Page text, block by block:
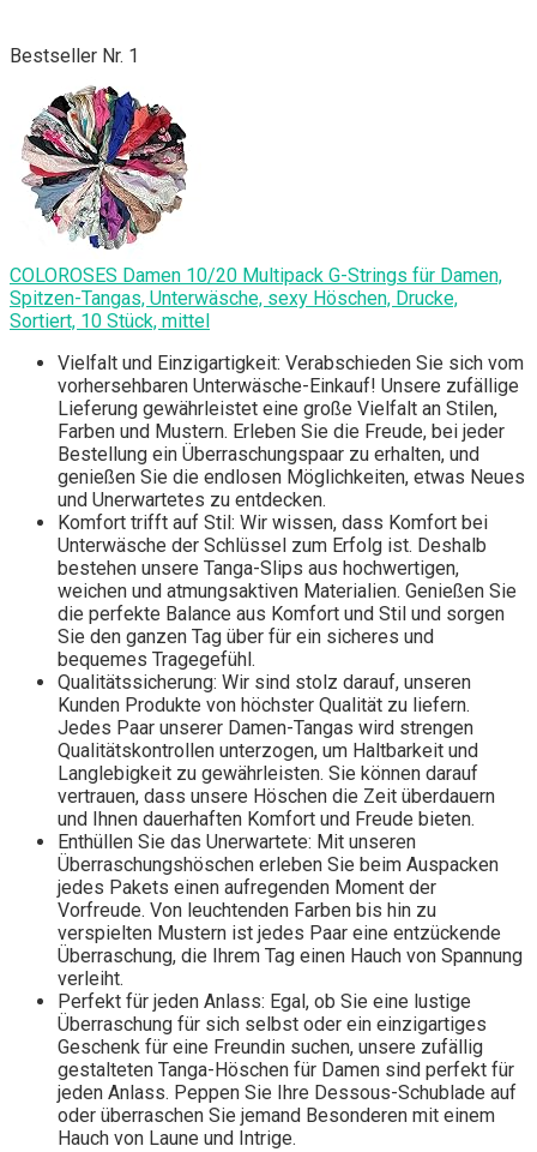
Bestseller Nr. 1
COLOROSES Damen 10/20 Multipack G-Strings für Damen,
Spitzen-Tangas, Unterwäsche, sexy Höschen, Drucke,
Sortiert, 10 Stück, mittel
Vielfalt und Einzigartigkeit: Verabschieden Sie sich vom
vorhersehbaren Unterwäsche-Einkauf! Unsere zufällige
Lieferung gewährleistet eine große Vielfalt an Stilen,
Farben und Mustern. Erleben Sie die Freude, bei jeder
Bestellung ein Überraschungspaar zu erhalten, und
genießen Sie die endlosen Möglichkeiten, etwas Neues
und Unerwartetes zu entdecken.
Komfort trifft auf Stil: Wir wissen, dass Komfort bei
Unterwäsche der Schlüssel zum Erfolg ist. Deshalb
bestehen unsere Tanga-Slips aus hochwertigen,
weichen und atmungsaktiven Materialien. Genießen Sie
die perfekte Balance aus Komfort und Stil und sorgen
Sie den ganzen Tag über für ein sicheres und
bequemes Tragegefühl.
Qualitätssicherung: Wir sind stolz darauf, unseren
Kunden Produkte von höchster Qualität zu liefern.
Jedes Paar unserer Damen-Tangas wird strengen
Qualitätskontrollen unterzogen, um Haltbarkeit und
Langlebigkeit zu gewährleisten. Sie können darauf
vertrauen, dass unsere Höschen die Zeit überdauern
und Ihnen dauerhaften Komfort und Freude bieten.
Enthüllen Sie das Unerwartete: Mit unseren
Überraschungshöschen erleben Sie beim Auspacken
jedes Pakets einen aufregenden Moment der
Vorfreude. Von leuchtenden Farben bis hin zu
verspielten Mustern ist jedes Paar eine entzückende
Überraschung, die Ihrem Tag einen Hauch von Spannung
verleiht.
Perfekt für jeden Anlass: Egal, ob Sie eine lustige
Überraschung für sich selbst oder ein einzigartiges
Geschenk für eine Freundin suchen, unsere zufällig
gestalteten Tanga-Höschen für Damen sind perfekt für
jeden Anlass. Peppen Sie Ihre Dessous-Schublade auf
oder überraschen Sie jemand Besonderen mit einem
Hauch von Laune und Intrige.